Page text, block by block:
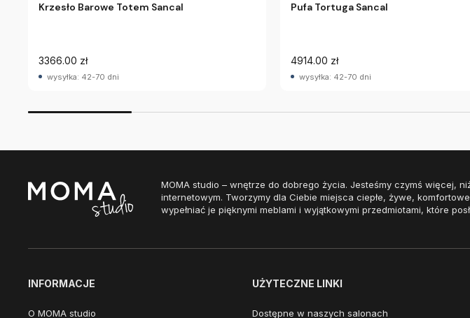
Krzesło Barowe Totem Sancal
3366.00 zł
wysyłka: 42-70 dni
Pufa Tortuga Sancal
4914.00 zł
wysyłka: 42-70 dni
MOMA studio – wnętrze do dobrego życia. Jesteśmy czymś więcej,
internetowym. Tworzymy dla Ciebie miejsca ciepłe, żywe,
wypełniać je pięknymi meblami i wyjątkowymi przedmiotami, które
INFORMACJE
O MOMA studio
UŻYTECZNE LINKI
Dostępne w naszych salonach